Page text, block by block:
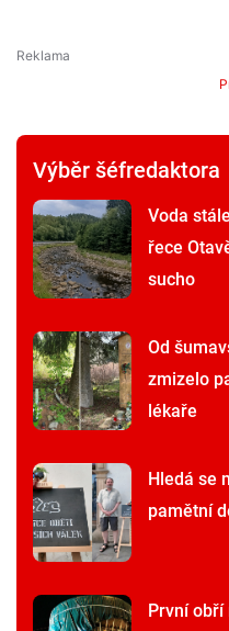
Výběr šéfredaktora
Voda
řece
sucho
Od
zmizelo
lékaře
Hledá se
pamětní
První obří